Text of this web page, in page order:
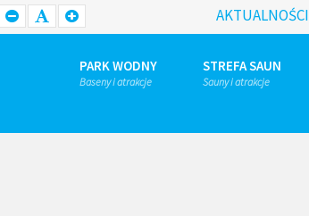
SET
SMALLER
SET
DEFAULT
SET
LARGER
AKTUALNOŚCI
PARK WODNY
Baseny i atrakcje
STREFA SAUN
Sauny i atrakcje